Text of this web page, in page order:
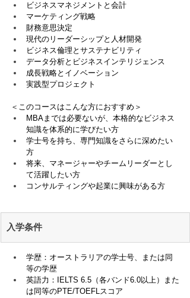
ビジネスマネジメントと会計
マーケティング戦略
財務意思決定
現代のリーダーシップと人材開発
ビジネス倫理とサステナビリティ
データ分析とビジネスインテリジェンス
成長戦略とイノベーション
実践型プロジェクト
＜このコースはこんな方におすすめ＞
MBAまでは必要ないが、本格的なビジネス
知識を体系的に学びたい方
学士号を持ち、専門知識をさらに深めたい
方
将来、マネージャーやチームリーダーとし
て活躍したい方
コンサルティングや起業に興味がある方
入学条件
学歴：オーストラリアの学士号、または同
等の学歴
英語力：IELTS 6.5（各バンド6.0以上）また
は同等のPTE/TOEFLスコア